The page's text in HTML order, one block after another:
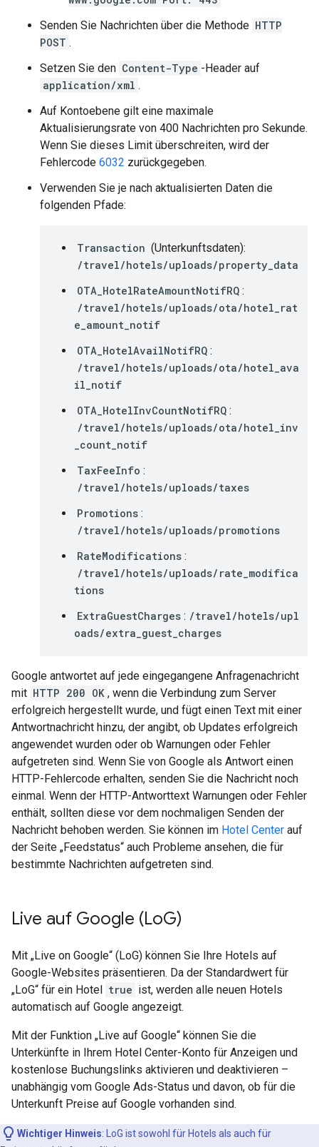
Senden Sie Nachrichten über die Methode HTTP
POST .
Setzen Sie den Content-Type -Header auf
application/xml .
Auf Kontoebene gilt eine maximale
Aktualisierungsrate von 400 Nachrichten pro Sekunde.
Wenn Sie dieses Limit überschreiten, wird der
Fehlercode 6032 zurückgegeben.
Verwenden Sie je nach aktualisierten Daten die
folgenden Pfade:
Transaction (Unterkunftsdaten):
/travel/hotels/uploads/property_data
OTA_HotelRateAmountNotifRQ :
/travel/hotels/uploads/ota/hotel_rat
e_amount_notif
OTA_HotelAvailNotifRQ :
/travel/hotels/uploads/ota/hotel_ava
il_notif
OTA_HotelInvCountNotifRQ :
/travel/hotels/uploads/ota/hotel_inv
_count_notif
TaxFeeInfo :
/travel/hotels/uploads/taxes
Promotions :
/travel/hotels/uploads/promotions
RateModifications :
/travel/hotels/uploads/rate_modifica
tions
ExtraGuestCharges : /travel/hotels/upl
oads/extra_guest_charges
Google antwortet auf jede eingegangene Anfragenachricht
mit HTTP 200 OK , wenn die Verbindung zum Server
erfolgreich hergestellt wurde, und fügt einen Text mit einer
Antwortnachricht hinzu, der angibt, ob Updates erfolgreich
angewendet wurden oder ob Warnungen oder Fehler
aufgetreten sind. Wenn Sie von Google als Antwort einen
HTTP-Fehlercode erhalten, senden Sie die Nachricht noch
einmal. Wenn der HTTP-Antworttext Warnungen oder Fehler
enthält, sollten diese vor dem nochmaligen Senden der
Nachricht behoben werden. Sie können im Hotel Center auf
der Seite „Feedstatus“ auch Probleme ansehen, die für
bestimmte Nachrichten aufgetreten sind.
Live auf Google (LoG)
Mit „Live on Google“ (LoG) können Sie Ihre Hotels auf
Google-Websites präsentieren. Da der Standardwert für
„LoG“ für ein Hotel true ist, werden alle neuen Hotels
automatisch auf Google angezeigt.
Mit der Funktion „Live auf Google“ können Sie die
Unterkünfte in Ihrem Hotel Center-Konto für Anzeigen und
kostenlose Buchungslinks aktivieren und deaktivieren –
unabhängig vom Google Ads-Status und davon, ob für die
Unterkunft Preise auf Google vorhanden sind.
Wichtiger Hinweis: LoG ist sowohl für Hotels als auch für